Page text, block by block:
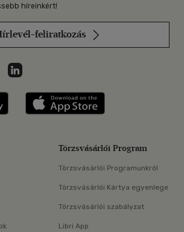
híreinkért!
feliratkozás
on
az Instagramon
Libri a LinkedInen
Libri applikáció Szerezd meg: Google
Törzsvásárlói Program
Törzsvásárlói Programunkról
Törzsvásárlói Kártya egyenlege
Törzsvásárlói szabályzat
Libri App